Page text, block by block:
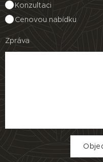
Konzultaci
Cenovou nabídku
Zpráva